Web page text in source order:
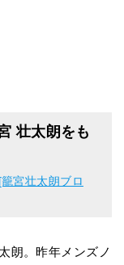
壮太朗をも
宮壮太朗ブロ
朗。昨年メンズノ